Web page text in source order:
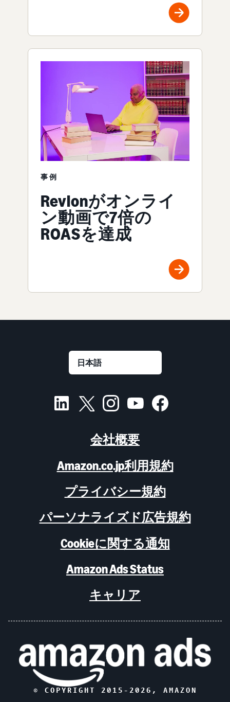
事例
Revlonがオンライ
ン動画で7倍の
ROASを達成
会社概要
Amazon.co.jp利用規約
プライバシー規約
パーソナライズド広告規約
Cookieに関する通知
Amazon Ads Status
キャリア
© COPYRIGHT 2015- 2026 , AMAZON